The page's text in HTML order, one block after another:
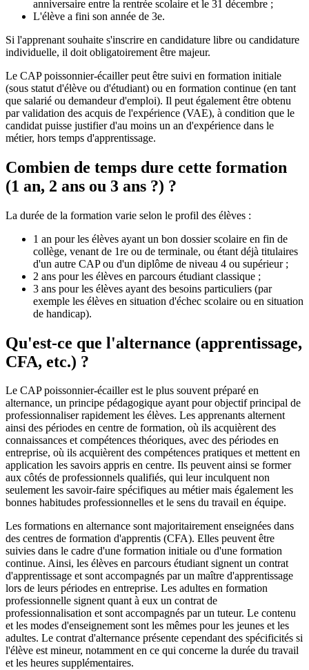
anniversaire entre la rentrée scolaire et le 31 décembre ;
L'élève a fini son année de 3e.
Si l'apprenant souhaite s'inscrire en candidature libre ou candidature
individuelle, il doit obligatoirement être majeur.
Le CAP poissonnier-écailler peut être suivi en formation initiale
(sous statut d'élève ou d'étudiant) ou en formation continue (en tant
que salarié ou demandeur d'emploi). Il peut également être obtenu
par validation des acquis de l'expérience (VAE), à condition que le
candidat puisse justifier d'au moins un an d'expérience dans le
métier, hors temps d'apprentissage.
Combien de temps dure cette formation
(1 an, 2 ans ou 3 ans ?) ?
La durée de la formation varie selon le profil des élèves :
1 an pour les élèves ayant un bon dossier scolaire en fin de
collège, venant de 1re ou de terminale, ou étant déjà titulaires
d'un autre CAP ou d'un diplôme de niveau 4 ou supérieur ;
2 ans pour les élèves en parcours étudiant classique ;
3 ans pour les élèves ayant des besoins particuliers (par
exemple les élèves en situation d'échec scolaire ou en situation
de handicap).
Qu'est-ce que l'alternance (apprentissage,
CFA, etc.) ?
Le CAP poissonnier-écailler est le plus souvent préparé en
alternance, un principe pédagogique ayant pour objectif principal de
professionnaliser rapidement les élèves. Les apprenants alternent
ainsi des périodes en centre de formation, où ils acquièrent des
connaissances et compétences théoriques, avec des périodes en
entreprise, où ils acquièrent des compétences pratiques et mettent en
application les savoirs appris en centre. Ils peuvent ainsi se former
aux côtés de professionnels qualifiés, qui leur inculquent non
seulement les savoir-faire spécifiques au métier mais également les
bonnes habitudes professionnelles et le sens du travail en équipe.
Les formations en alternance sont majoritairement enseignées dans
des centres de formation d'apprentis (CFA). Elles peuvent être
suivies dans le cadre d'une formation initiale ou d'une formation
continue. Ainsi, les élèves en parcours étudiant signent un contrat
d'apprentissage et sont accompagnés par un maître d'apprentissage
lors de leurs périodes en entreprise. Les adultes en formation
professionnelle signent quant à eux un contrat de
professionnalisation et sont accompagnés par un tuteur. Le contenu
et les modes d'enseignement sont les mêmes pour les jeunes et les
adultes. Le contrat d'alternance présente cependant des spécificités si
l'élève est mineur, notamment en ce qui concerne la durée du travail
et les heures supplémentaires.